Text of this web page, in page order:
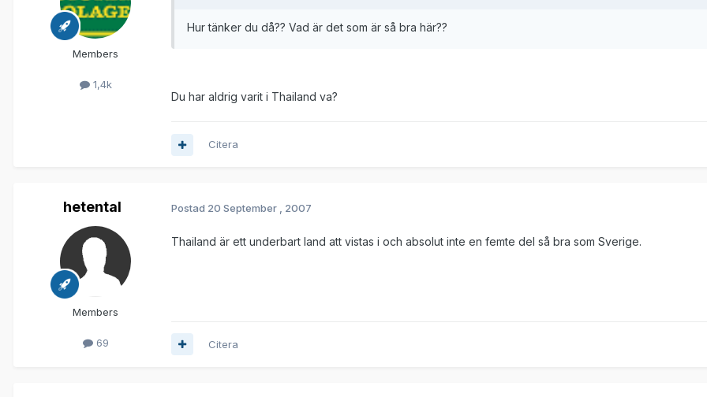
Members
1,4k
Hur tänker du då?? Vad är det som är så bra här??
Du har aldrig varit i Thailand va?
Citera
hetental
Members
69
Postad 20 September , 2007
Thailand är ett underbart land att vistas i och absolut inte en femte del så bra som Sverige.
Citera